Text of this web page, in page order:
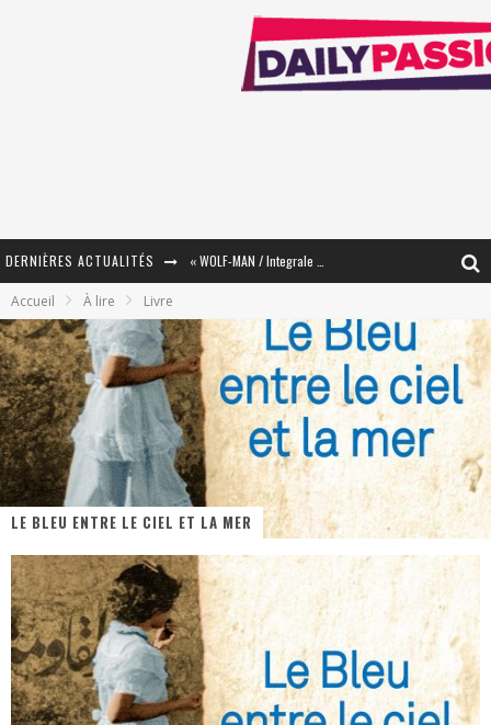
DERNIÈRES ACTUALITÉS
« Le Béton et le Bambou / Propositions pour Mayotte et le Monde. » - Améliorations !
Star Fox
Assassin's Creed Black Flag Resynced
« Le Vent dand les Saules » - Une Belle Histoire !
Accueil À lire Livre
LE BLEU ENTRE LE CIEL ET LA MER